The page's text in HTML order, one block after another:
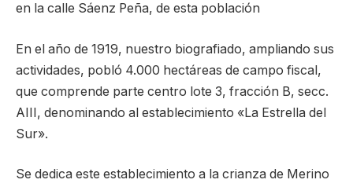
en la calle Sáenz Peña, de esta población
En el año de 1919, nuestro biografiado, ampliando sus
actividades, pobló 4.000 hectáreas de campo fiscal,
que comprende parte centro lote 3, fracción B, secc.
AIII, denominando al establecimiento «La Estrella del
Sur».
Se dedica este establecimiento a la crianza de Merino